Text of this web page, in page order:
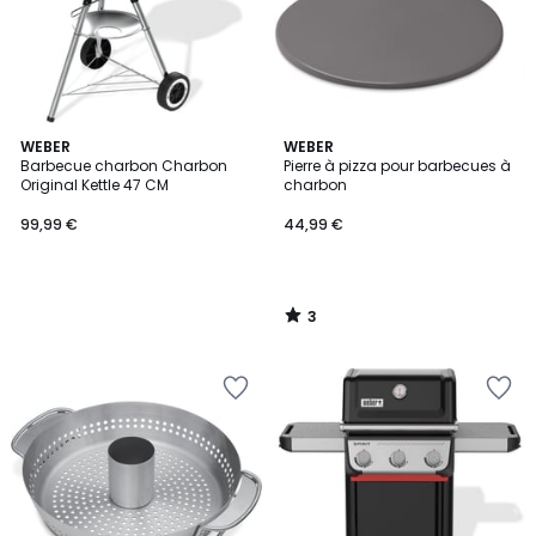
WEBER
Barbecue charbon Charbon
Original Kettle 47 CM
99,99 €
WEBER
Pierre à pizza pour barbecues à
charbon
44,99 €
3
/
5
3
/